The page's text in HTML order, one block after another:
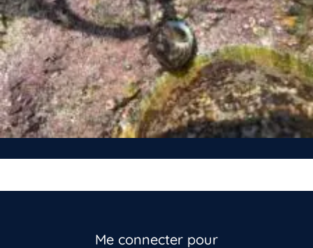
Me connecter pour